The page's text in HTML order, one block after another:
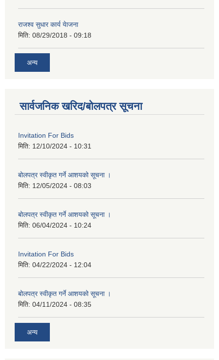
राजश्व सुधार कार्य येाजना
मिति: 08/29/2018 - 09:18
अन्य
सार्वजनिक खरिद/बोलपत्र सूचना
Invitation For Bids
मिति: 12/10/2024 - 10:31
बोलपत्र स्वीकृत गर्ने आशयको सूचना ।
मिति: 12/05/2024 - 08:03
बोलपत्र स्वीकृत गर्ने आशयको सूचना ।
मिति: 06/04/2024 - 10:24
Invitation For Bids
मिति: 04/22/2024 - 12:04
बोलपत्र स्वीकृत गर्ने आशयको सूचना ।
मिति: 04/11/2024 - 08:35
अन्य